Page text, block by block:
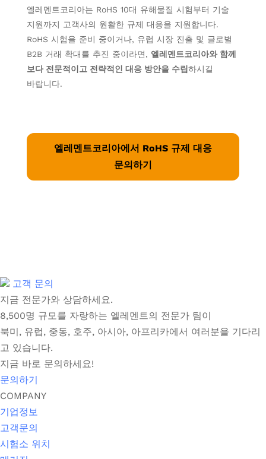
엘레멘트코리아는 RoHS 10대 유해물질 시험부터 기술
지원까지 고객사의 원활한 규제 대응을 지원합니다.
RoHS 시험을 준비 중이거나, 유럽 시장 진출 및 글로벌
B2B 거래 확대를 추진 중이라면, 엘레멘트코리아와 함께
보다 전문적이고 전략적인 대응 방안을 수립하시길
바랍니다.
엘레멘트코리아에서 RoHS 규제 대응
문의하기
고객 문의
지금 전문가와 상담하세요.
8,500명 규모를 자랑하는 엘레멘트의 전문가 팀이
북미, 유럽, 중동, 호주, 아시아, 아프리카에서 여러분을 기다리
고 있습니다.
지금 바로 문의하세요!
문의하기
COMPANY
기업정보
고객문의
시험소 위치